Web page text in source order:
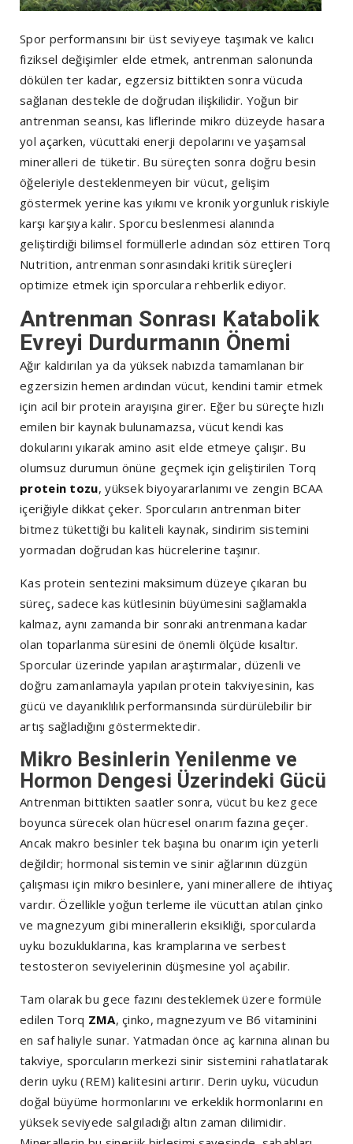
Spor performansını bir üst seviyeye taşımak ve kalıcı
fiziksel değişimler elde etmek, antrenman salonunda
dökülen ter kadar, egzersiz bittikten sonra vücuda
sağlanan destekle de doğrudan ilişkilidir. Yoğun bir
antrenman seansı, kas liflerinde mikro düzeyde hasara
yol açarken, vücuttaki enerji depolarını ve yaşamsal
mineralleri de tüketir. Bu süreçten sonra doğru besin
öğeleriyle desteklenmeyen bir vücut, gelişim
göstermek yerine kas yıkımı ve kronik yorgunluk riskiyle
karşı karşıya kalır. Sporcu beslenmesi alanında
geliştirdiği bilimsel formüllerle adından söz ettiren Torq
Nutrition, antrenman sonrasındaki kritik süreçleri
optimize etmek için sporculara rehberlik ediyor.
Antrenman Sonrası Katabolik
Evreyi Durdurmanın Önemi
Ağır kaldırılan ya da yüksek nabızda tamamlanan bir
egzersizin hemen ardından vücut, kendini tamir etmek
için acil bir protein arayışına girer. Eğer bu süreçte hızlı
emilen bir kaynak bulunamazsa, vücut kendi kas
dokularını yıkarak amino asit elde etmeye çalışır. Bu
olumsuz durumun önüne geçmek için geliştirilen Torq
protein tozu, yüksek biyoyararlanımı ve zengin BCAA
içeriğiyle dikkat çeker. Sporcuların antrenman biter
bitmez tükettiği bu kaliteli kaynak, sindirim sistemini
yormadan doğrudan kas hücrelerine taşınır.
Kas protein sentezini maksimum düzeye çıkaran bu
süreç, sadece kas kütlesinin büyümesini sağlamakla
kalmaz, aynı zamanda bir sonraki antrenmana kadar
olan toparlanma süresini de önemli ölçüde kısaltır.
Sporcular üzerinde yapılan araştırmalar, düzenli ve
doğru zamanlamayla yapılan protein takviyesinin, kas
gücü ve dayanıklılık performansında sürdürülebilir bir
artış sağladığını göstermektedir.
Mikro Besinlerin Yenilenme ve
Hormon Dengesi Üzerindeki Gücü
Antrenman bittikten saatler sonra, vücut bu kez gece
boyunca sürecek olan hücresel onarım fazına geçer.
Ancak makro besinler tek başına bu onarım için yeterli
değildir; hormonal sistemin ve sinir ağlarının düzgün
çalışması için mikro besinlere, yani minerallere de ihtiyaç
vardır. Özellikle yoğun terleme ile vücuttan atılan çinko
ve magnezyum gibi minerallerin eksikliği, sporcularda
uyku bozukluklarına, kas kramplarına ve serbest
testosteron seviyelerinin düşmesine yol açabilir.
Tam olarak bu gece fazını desteklemek üzere formüle
edilen Torq ZMA, çinko, magnezyum ve B6 vitaminini
en saf haliyle sunar. Yatmadan önce aç karnına alınan bu
takviye, sporcuların merkezi sinir sistemini rahatlatarak
derin uyku (REM) kalitesini artırır. Derin uyku, vücudun
doğal büyüme hormonlarını ve erkeklik hormonlarını en
yüksek seviyede salgıladığı altın zaman dilimidir.